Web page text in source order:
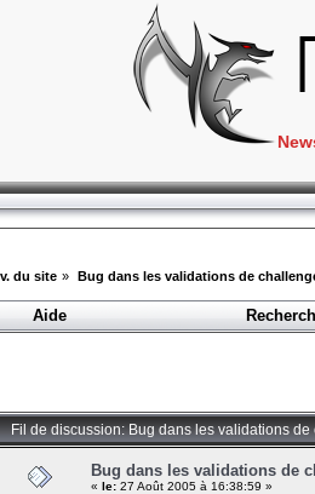
du site » Bug dans les validations de
Aide
Fil de discussion: Bug dans les validations
Bug dans les validations de
« le: 27 Août 2005 à 16:38:59 »